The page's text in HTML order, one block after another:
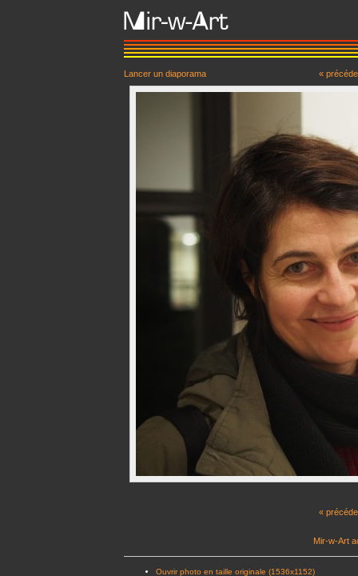
Lancer un diaporama «
«
Mir-w-Art
Ouvrir photo en taille originale (1536x1152)